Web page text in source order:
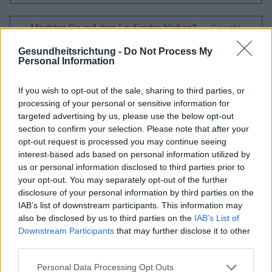
Gesundheitsrichtung - Do Not Process My
Personal Information
If you wish to opt-out of the sale, sharing to third parties, or
processing of your personal or sensitive information for
targeted advertising by us, please use the below opt-out
section to confirm your selection. Please note that after your
opt-out request is processed you may continue seeing
interest-based ads based on personal information utilized by
us or personal information disclosed to third parties prior to
your opt-out. You may separately opt-out of the further
disclosure of your personal information by third parties on the
IAB’s list of downstream participants. This information may
also be disclosed by us to third parties on the IAB’s List of
Downstream Participants that may further disclose it to other
Please note that this website/app uses one or more Google
Personal Data Processing Opt Outs
Möchten Sie auf dem Laufenden bleiben?
Google
News
Themen Angst vor blutspenden Angst vor injektionen
Behandlungsraum Medizinisches verfahren
Pädiatrischer patient Phobie vor nadeln
Sehen Sie es auch auf english español français
polskim
Quellen
T. Orenius et al, Fear of injections and needle phobia in children